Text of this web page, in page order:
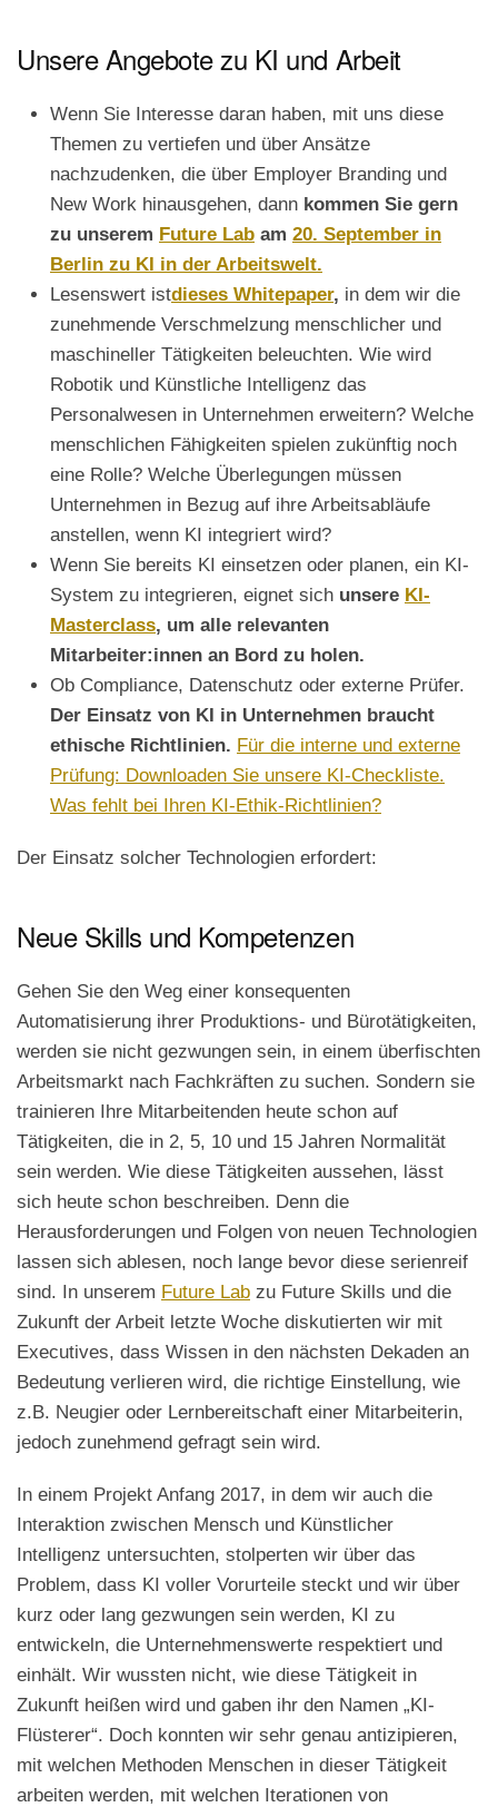
Unsere Angebote zu KI und Arbeit
Wenn Sie Interesse daran haben, mit uns diese
Themen zu vertiefen und über Ansätze
nachzudenken, die über Employer Branding und
New Work hinausgehen, dann kommen Sie gern
zu unserem Future Lab am 20. September in
Berlin zu KI in der Arbeitswelt.
Lesenswert istdieses Whitepaper, in dem wir die
zunehmende Verschmelzung menschlicher und
maschineller Tätigkeiten beleuchten. Wie wird
Robotik und Künstliche Intelligenz das
Personalwesen in Unternehmen erweitern? Welche
menschlichen Fähigkeiten spielen zukünftig noch
eine Rolle? Welche Überlegungen müssen
Unternehmen in Bezug auf ihre Arbeitsabläufe
anstellen, wenn KI integriert wird?
Wenn Sie bereits KI einsetzen oder planen, ein KI-
System zu integrieren, eignet sich unsere KI-
Masterclass, um alle relevanten
Mitarbeiter:innen an Bord zu holen.
Ob Compliance, Datenschutz oder externe Prüfer.
Der Einsatz von KI in Unternehmen braucht
ethische Richtlinien. Für die interne und externe
Prüfung: Downloaden Sie unsere KI-Checkliste.
Was fehlt bei Ihren KI-Ethik-Richtlinien?
Der Einsatz solcher Technologien erfordert:
Neue Skills und Kompetenzen
Gehen Sie den Weg einer konsequenten
Automatisierung ihrer Produktions- und Bürotätigkeiten,
werden sie nicht gezwungen sein, in einem überfischten
Arbeitsmarkt nach Fachkräften zu suchen. Sondern sie
trainieren Ihre Mitarbeitenden heute schon auf
Tätigkeiten, die in 2, 5, 10 und 15 Jahren Normalität
sein werden. Wie diese Tätigkeiten aussehen, lässt
sich heute schon beschreiben. Denn die
Herausforderungen und Folgen von neuen Technologien
lassen sich ablesen, noch lange bevor diese serienreif
sind. In unserem Future Lab zu Future Skills und die
Zukunft der Arbeit letzte Woche diskutierten wir mit
Executives, dass Wissen in den nächsten Dekaden an
Bedeutung verlieren wird, die richtige Einstellung, wie
z.B. Neugier oder Lernbereitschaft einer Mitarbeiterin,
jedoch zunehmend gefragt sein wird.
In einem Projekt Anfang 2017, in dem wir auch die
Interaktion zwischen Mensch und Künstlicher
Intelligenz untersuchten, stolperten wir über das
Problem, dass KI voller Vorurteile steckt und wir über
kurz oder lang gezwungen sein werden, KI zu
entwickeln, die Unternehmenswerte respektiert und
einhält. Wir wussten nicht, wie diese Tätigkeit in
Zukunft heißen wird und gaben ihr den Namen „KI-
Flüsterer“. Doch konnten wir sehr genau antizipieren,
mit welchen Methoden Menschen in dieser Tätigkeit
arbeiten werden, mit welchen Iterationen von